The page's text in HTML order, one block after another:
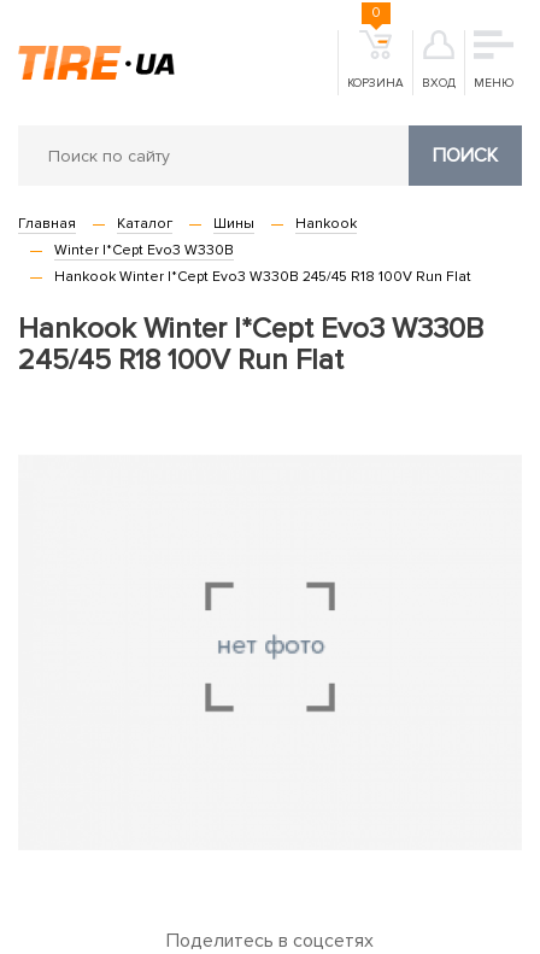
КОРЗИНА
0
ВХОД МЕНЮ
ПОИСК
Главная Каталог Шины
Hankook
Winter I*Cept Evo3 W330B
Hankook Winter I*Cept Evo3 W330B 245/45 R18 100V Run Flat
Hankook Winter I*Cept Evo3 W330B
245/45 R18 100V Run Flat
Поделитесь в соцсетях